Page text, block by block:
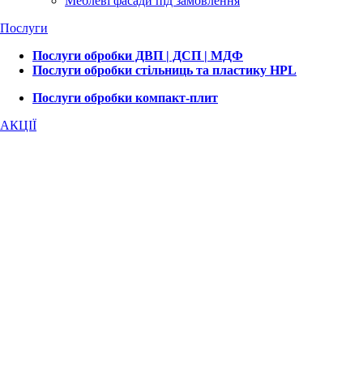
Послуги
Послуги обробки ДВП | ДСП | МДФ
Послуги обробки стільниць та пластику HPL
Послуги обробки компакт-плит
АКЦІЇ